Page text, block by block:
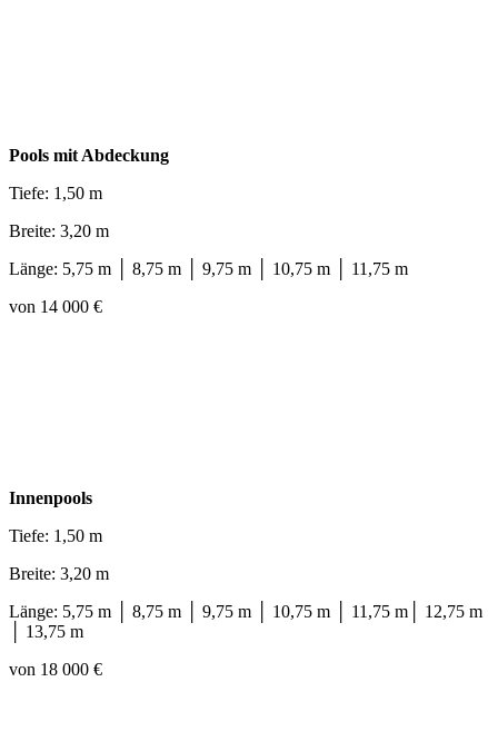
Pools mit Abdeckung
Tiefe: 1,50 m
Breite: 3,20 m
Länge: 5,75 m │ 8,75 m │ 9,75 m │ 10,75 m │ 11,75 m
von 14 000 €
Innenpools
Tiefe: 1,50 m
Breite: 3,20 m
Länge: 5,75 m │ 8,75 m │ 9,75 m │ 10,75 m │ 11,75 m│ 12,75 m
│ 13,75 m
von 18 000 €